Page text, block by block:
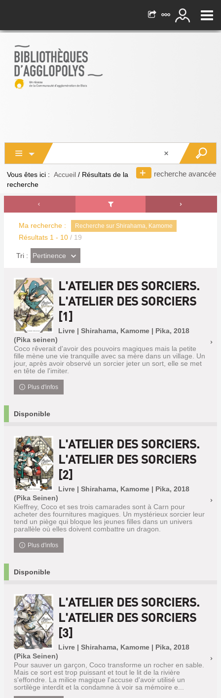
recherche avancée
Vous êtes ici : Accueil / Résultats de la
recherche
Ma recherche : Recherche sur Shirahama, Kamome
Résultats 1 - 10 / 19
Tri : (Effet
imédiat)
Pertinence
L'ATELIER DES SORCIERS.
L'ATELIER DES SORCIERS
[1]
Livre | Shirahama, Kamome | Pika, 2018
(Pika seinen)
Coco rêverait d'avoir des pouvoirs magiques mais la petite
fille mène une vie tranquille avec sa mère dans un village. Un
jour, après avoir observé un sorcier jeter un sort, elle se met
en tête de l'imiter.
Plus d'infos
Disponible
L'ATELIER DES SORCIERS.
L'ATELIER DES SORCIERS
[2]
Livre | Shirahama, Kamome | Pika, 2018
(Pika Seinen)
Kieffrey, Coco et ses trois camarades sont à Carn pour
acheter des fournitures magiques. Un mystérieux sorcier leur
tend un piège qui bloque les jeunes filles dans un univers
parallèle où elles doivent combattre un dragon.
Plus d'infos
Disponible
L'ATELIER DES SORCIERS.
L'ATELIER DES SORCIERS
[3]
Livre | Shirahama, Kamome | Pika, 2018
(Pika Seinen)
Pour sauver un garçon, Coco transforme un rocher en sable.
Mais ce sort est trop puissant et tout le lit de la rivière
s'effondre. La milice magique l'accuse d'avoir utilisé un
sortilège interdit et la condamne à voir sa mémoire e...